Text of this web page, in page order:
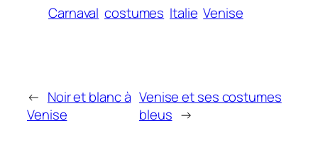
Carnaval costumes Italie Venise
← Noir et blanc à
Venise
Venise et ses costumes
bleus →